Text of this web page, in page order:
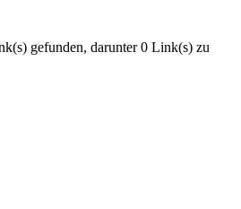
gefunden, darunter 0 Link(s) zu